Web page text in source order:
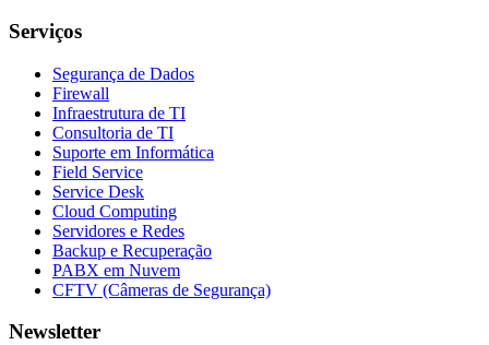
Serviços
Segurança de Dados
Firewall
Infraestrutura de TI
Consultoria de TI
Suporte em Informática
Field Service
Service Desk
Cloud Computing
Servidores e Redes
Backup e Recuperação
PABX em Nuvem
CFTV (Câmeras de Segurança)
Newsletter